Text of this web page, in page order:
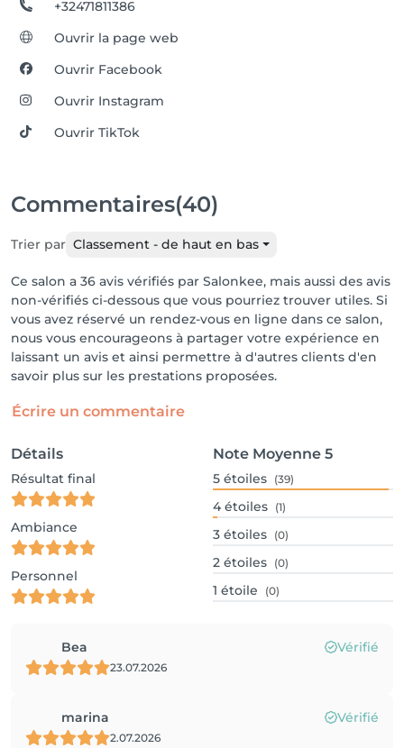
+32471811386
Ouvrir la page web
Ouvrir Facebook
Ouvrir Instagram
Ouvrir TikTok
Commentaires(40)
Trier par Classement - de haut en bas
Ce salon a 36 avis vérifiés par Salonkee, mais aussi des avis
non-vérifiés ci-dessous que vous pourriez trouver utiles. Si
vous avez réservé un rendez-vous en ligne dans ce salon,
nous vous encourageons à partager votre expérience en
laissant un avis et ainsi permettre à d'autres clients d'en
savoir plus sur les prestations proposées.
Écrire un commentaire
Détails
Résultat final
Ambiance
Personnel
Note Moyenne 5
5 étoiles (39)
4 étoiles (1)
3 étoiles (0)
2 étoiles (0)
1 étoile (0)
Bea Vérifié
23.07.2026
marina Vérifié
2.07.2026